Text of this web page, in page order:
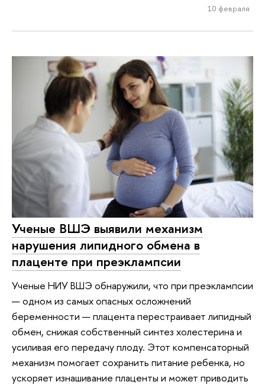
10 февраля
Ученые ВШЭ выявили механизм
нарушения липидного обмена в
плаценте при преэклампсии
Ученые НИУ ВШЭ обнаружили, что при преэклампсии
— одном из самых опасных осложнений
беременности — плацента перестраивает липидный
обмен, снижая собственный синтез холестерина и
усиливая его передачу плоду. Этот компенсаторный
механизм помогает сохранить питание ребенка, но
ускоряет изнашивание плаценты и может приводить